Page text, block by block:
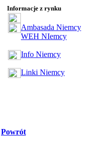
Informacje z rynku
Ambasada Niemcy
WEH NIemcy
Info Niemcy
Linki Niemcy
Powrót